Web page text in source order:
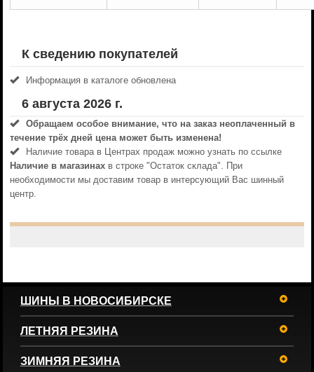
К сведению покупателей
Информация в каталоге обновлена
6 августа 2026 г.
Обращаем особое внимание, что на заказ неоплаченный в
течениe трёх дней цена может быть изменена!
Наличие товара в Центрах продаж можно узнать по ссылке
Наличие в магазинахв строке "Остаток склада". При
необходимости мы доставим товар в интерсующий Вас шинный
центр.
ШИНЫ В НОВОСИБИРСКЕ
ЛЕТНЯЯ РЕЗИНА
ЗИМНЯЯ РЕЗИНА